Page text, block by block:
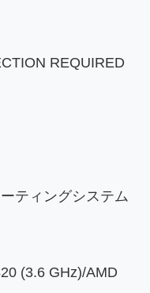
REQUIRED
ティングシステム
(3.6 GHz)/AMD